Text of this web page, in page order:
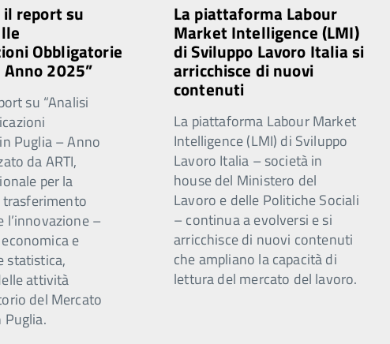
report su
Obbligatorie
2025”
su “Analisi
Puglia – Anno
da ARTI,
per la
l’innovazione –
e
statistica,
attività
del Mercato
La piattaforma Labour
Market Intelligence (LMI)
di Sviluppo Lavoro Italia si
arricchisce di nuovi
contenuti
La piattaforma Labour Market
Intelligence (LMI) di Sviluppo
Lavoro Italia – società in
house del Ministero del
Lavoro e delle Politiche Sociali
– continua a evolversi e si
arricchisce di nuovi contenuti
che ampliano la capacità di
lettura del mercato del lavoro.